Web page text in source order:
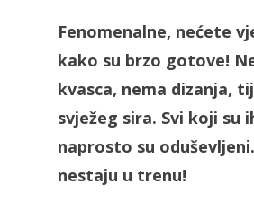
Fenomenalne, nećete
kako su brzo gotove!
kvasca, nema dizanja,
svježeg sira. Svi koji su
naprosto su
nestaju u trenu!